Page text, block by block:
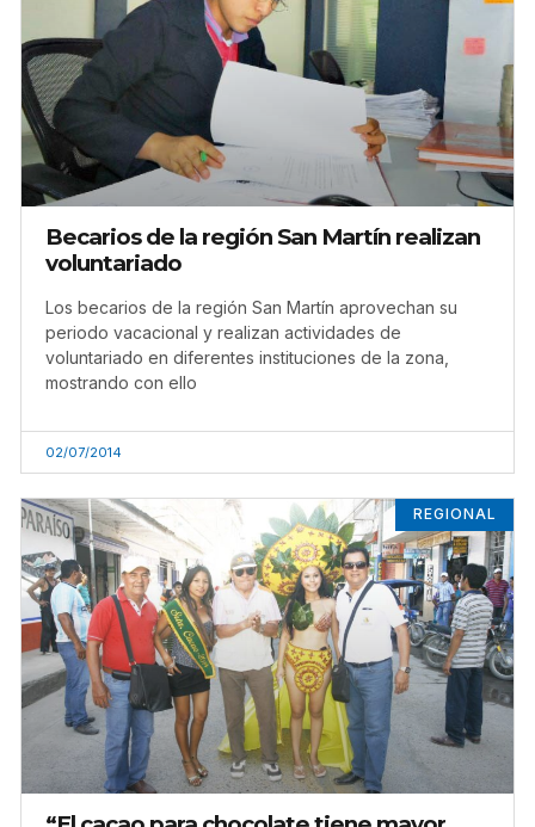
Becarios de la región San Martín realizan
voluntariado
Los becarios de la región San Martín aprovechan su
periodo vacacional y realizan actividades de
voluntariado en diferentes instituciones de la zona,
mostrando con ello
02/07/2014
REGIONAL